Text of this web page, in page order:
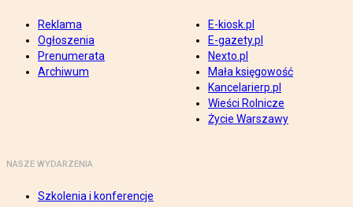
Reklama
Ogłoszenia
Prenumerata
Archiwum
E-kiosk.pl
E-gazety.pl
Nexto.pl
Mała księgowość
Kancelarierp.pl
Wieści Rolnicze
Życie Warszawy
NASZE WYDARZENIA
Szkolenia i konferencje